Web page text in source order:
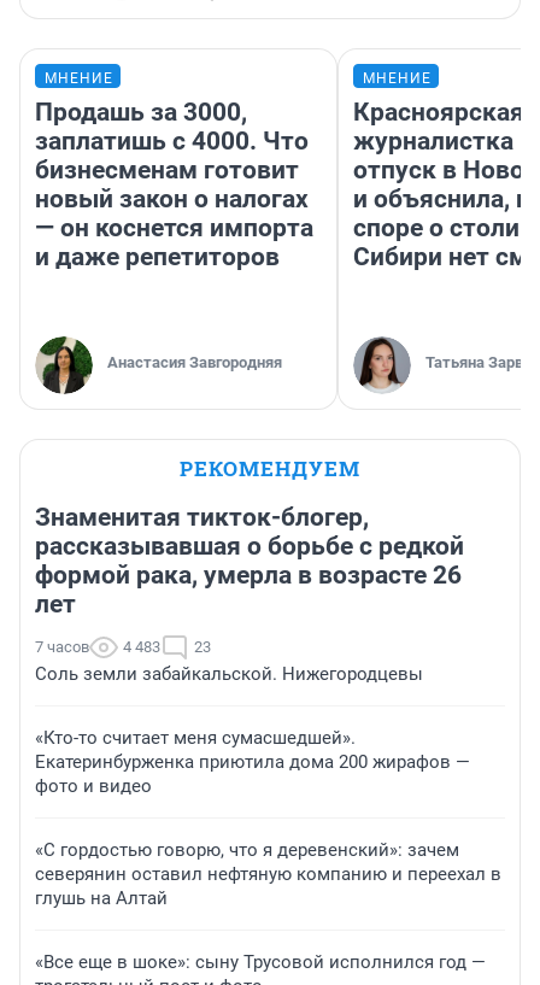
МНЕНИЕ
Продашь за 3000,
заплатишь с 4000. Что
бизнесменам готовит
новый закон о налогах
— он коснется импорта
и даже репетиторов
Анастасия Завгородняя
МНЕНИЕ
Красноярская
журналистка
отпуск в
и объяснила,
споре о
Сибири нет
Татьяна Зарва
РЕКОМЕНДУЕМ
Знаменитая тикток-блогер,
рассказывавшая о борьбе с редкой
формой рака, умерла в возрасте 26
лет
7 часов 4 483 23
Соль земли забайкальской. Нижегородцевы
«Кто-то считает меня сумасшедшей».
Екатеринбурженка приютила дома 200 жирафов —
фото и видео
«С гордостью говорю, что я деревенский»: зачем
северянин оставил нефтяную компанию и переехал в
глушь на Алтай
«Все еще в шоке»: сыну Трусовой исполнился год —